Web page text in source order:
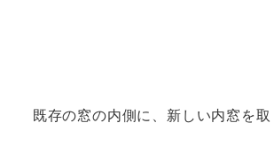
既存の窓の内側に、新しい内窓を取